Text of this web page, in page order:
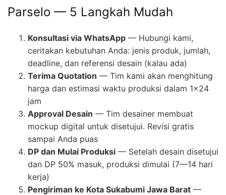
Parselo — 5 Langkah Mudah
Konsultasi via WhatsApp — Hubungi kami,
ceritakan kebutuhan Anda: jenis produk, jumlah,
deadline, dan referensi desain (kalau ada)
Terima Quotation — Tim kami akan menghitung
harga dan estimasi waktu produksi dalam 1×24
jam
Approval Desain — Tim desainer membuat
mockup digital untuk disetujui. Revisi gratis
sampai Anda puas
DP dan Mulai Produksi — Setelah desain disetujui
dan DP 50% masuk, produksi dimulai (7—14 hari
kerja)
Pengiriman ke Kota Sukabumi Jawa Barat —